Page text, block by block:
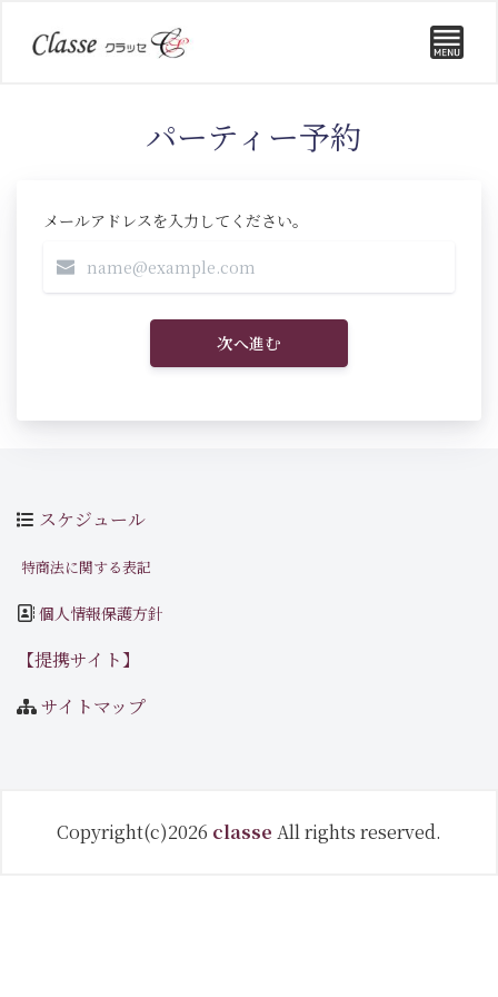
パーティー予約
メールアドレスを入力してください。
次へ進む
スケジュール
特商法に関する表記
個人情報保護方針
【提携サイト】
サイトマップ
Copyright(c)2026 classe All rights reserved.